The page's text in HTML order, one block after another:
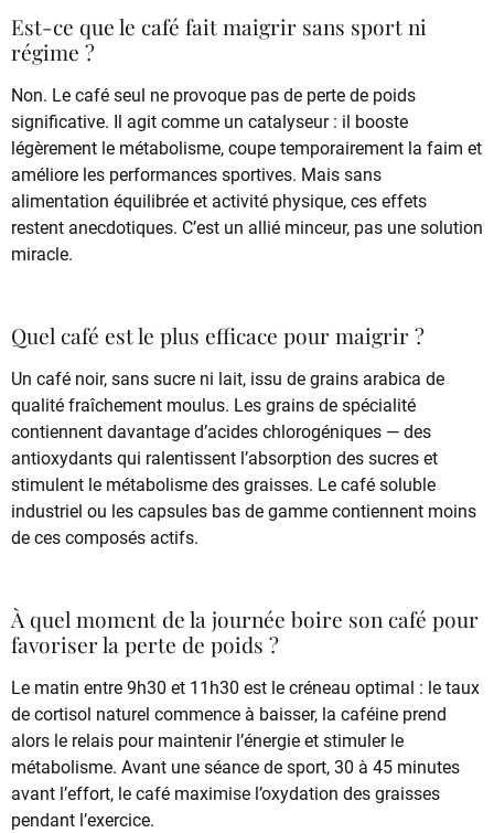
Est-ce que le café fait maigrir sans sport ni
régime ?
Non. Le café seul ne provoque pas de perte de poids
significative. Il agit comme un catalyseur : il booste
légèrement le métabolisme, coupe temporairement la faim et
améliore les performances sportives. Mais sans
alimentation équilibrée et activité physique, ces effets
restent anecdotiques. C’est un allié minceur, pas une solution
miracle.
Quel café est le plus efficace pour maigrir ?
Un café noir, sans sucre ni lait, issu de grains arabica de
qualité fraîchement moulus. Les grains de spécialité
contiennent davantage d’acides chlorogéniques — des
antioxydants qui ralentissent l’absorption des sucres et
stimulent le métabolisme des graisses. Le café soluble
industriel ou les capsules bas de gamme contiennent moins
de ces composés actifs.
À quel moment de la journée boire son café pour
favoriser la perte de poids ?
Le matin entre 9h30 et 11h30 est le créneau optimal : le taux
de cortisol naturel commence à baisser, la caféine prend
alors le relais pour maintenir l’énergie et stimuler le
métabolisme. Avant une séance de sport, 30 à 45 minutes
avant l’effort, le café maximise l’oxydation des graisses
pendant l’exercice.